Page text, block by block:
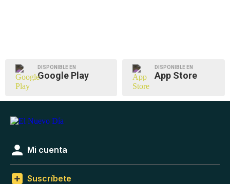
DISPONIBLE EN
Google Play
DISPONIBLE EN
App Store
Mi cuenta
Suscríbete